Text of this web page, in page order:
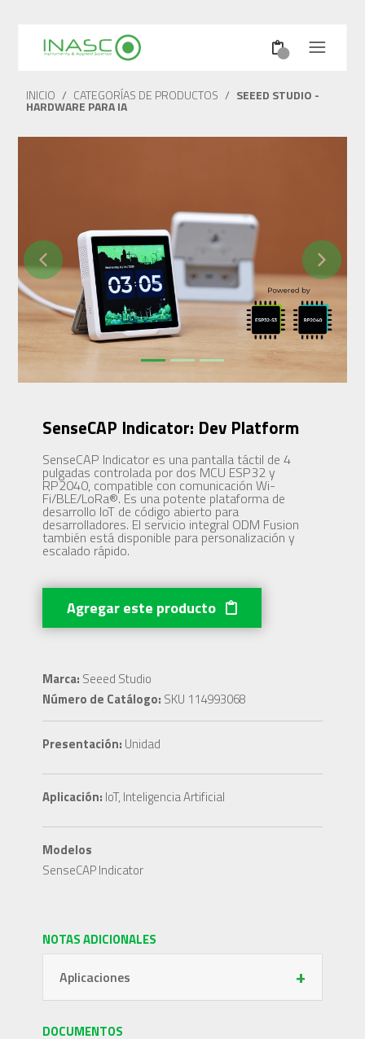
INICIO / CATEGORÍAS DE PRODUCTOS / SEEED STUDIO -
HARDWARE PARA IA
Previous Next
SenseCAP Indicator: Dev Platform
SenseCAP Indicator es una pantalla táctil de 4
pulgadas controlada por dos MCU ESP32 y
RP2040, compatible con comunicación Wi-
Fi/BLE/LoRa®. Es una potente plataforma de
desarrollo IoT de código abierto para
desarrolladores. El servicio integral ODM Fusion
también está disponible para personalización y
escalado rápido.
Agregar este producto
Marca: Seeed Studio
Número de Catálogo: SKU 114993068
Presentación: Unidad
Aplicación: IoT, Inteligencia Artificial
Modelos
SenseCAP Indicator
NOTAS ADICIONALES
Aplicaciones +
DOCUMENTOS